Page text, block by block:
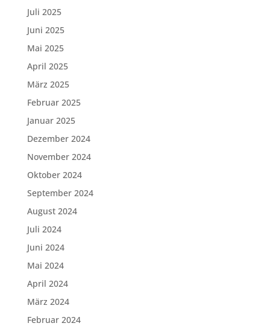
Juli 2025
Juni 2025
Mai 2025
April 2025
März 2025
Februar 2025
Januar 2025
Dezember 2024
November 2024
Oktober 2024
September 2024
August 2024
Juli 2024
Juni 2024
Mai 2024
April 2024
März 2024
Februar 2024